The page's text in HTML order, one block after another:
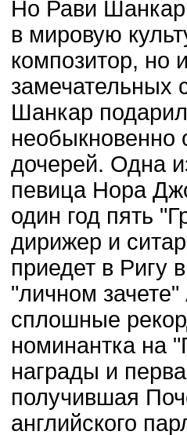
Но Рави
в мировую
композитор, но
замечательных
Шанкар
необыкновенно
дочерей. Одна
певица Нора
один год пять
дирижер и
приедет в Ригу
"личном
сплошные
номинантка на
награды и
получившая
английского